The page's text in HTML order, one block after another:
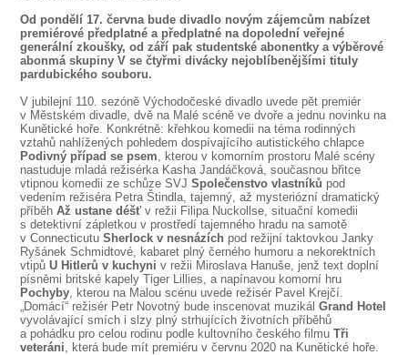
DÁLE NABÍZÍME
Od pondělí 17. června bude divadlo novým zájemcům nabízet
premiérové předplatné a předplatné na dopolední veřejné
generální zkoušky, od září pak studentské abonentky a výběrové
abonmá skupiny V se čtyřmi divácky nejoblíbenějšími tituly
pardubického souboru.
V jubilejní 110. sezóně Východočeské divadlo uvede pět premiér
v Městském divadle, dvě na Malé scéně ve dvoře a jednu novinku na
Kunětické hoře. Konkrétně: křehkou komedii na téma rodinných
vztahů nahlížených pohledem dospívajícího autistického chlapce
Podivný případ se psem, kterou v komorním prostoru Malé scény
nastuduje mladá režisérka Kasha Jandáčková, současnou břitce
vtipnou komedii ze schůze SVJSpolečenstvo vlastníků pod
vedením režiséra Petra Štindla, tajemný, až mysteriózní dramatický
příběhAž ustane déšťv režii Filipa Nuckollse, situační komedii
s detektivní zápletkou v prostředí tajemného hradu na samotě
v ConnecticutuSherlock v nesnázích pod režijní taktovkou Janky
Ryšánek Schmidtové, kabaret plný černého humoru a nekorektních
vtipůU Hitlerů v kuchyniv režii Miroslava Hanuše, jenž text doplní
písněmi britské kapely Tiger Lillies, a napínavou komorní hru
Pochyby, kterou na Malou scénu uvede režisér Pavel Krejčí.
„Domácí“ režisér Petr Novotný bude inscenovat muzikálGrand Hotel
vyvolávající smích i slzy plný strhujících životních příběhů
a pohádku pro celou rodinu podle kultovního českého filmuTři
veteráni, která bude mít premiéru v červnu 2020 na Kunětické hoře.